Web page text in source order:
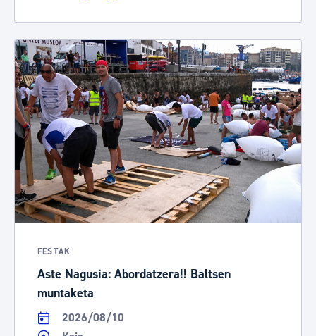
FESTAK
Aste Nagusia: Abordatzera!! Baltsen
muntaketa
2026/08/10